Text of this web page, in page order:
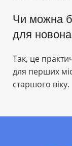
Чи можна
для
Так, це
для перших
старшого віку.